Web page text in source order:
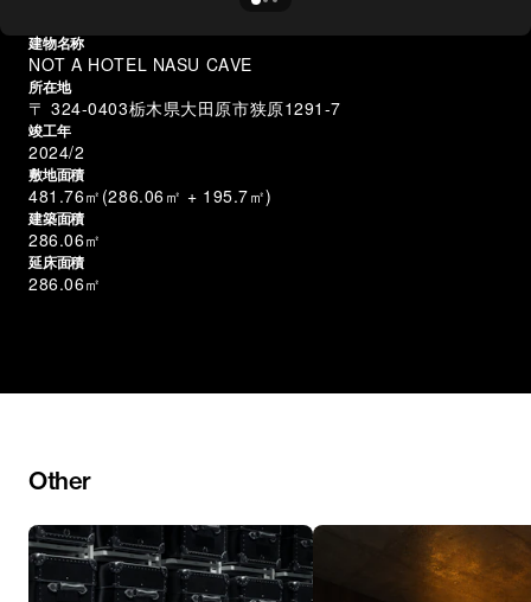
建物名称
NOT A HOTEL NASU CAVE
所在地
〒 324-0403栃木県大田原市狭原1291-7
竣工年
2024/2
敷地面積
481.76㎡(286.06㎡ + 195.7㎡)
建築面積
286.06㎡
延床面積
286.06㎡
Other